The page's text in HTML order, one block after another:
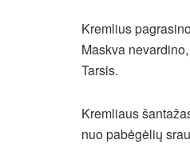
Kremlius
Maskva
Tarsis.
Kremliaus
nuo pabėgėlių